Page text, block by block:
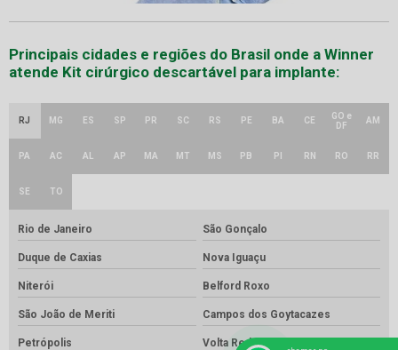
Principais cidades e regiões do Brasil onde a Winner
atende Kit cirúrgico descartável para implante:
RJ MG ES SP PR SC RS PE BA CE
GO e
DF
AM
PA AC AL AP MA MT MS PB PI RN RO RR
SE TO
Rio de Janeiro São Gonçalo
Duque de Caxias Nova Iguaçu
Niterói Belford Roxo
São João de Meriti Campos dos Goytacazes
Petrópolis Volta Redonda